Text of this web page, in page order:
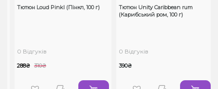
Тютюн Loud Pinkl (Пінкл, 100 г)
0 Відгуків
288₴ 310₴
Тютюн Unity Caribbean rum
(Карибський ром, 100 г)
0 Відгуків
390₴